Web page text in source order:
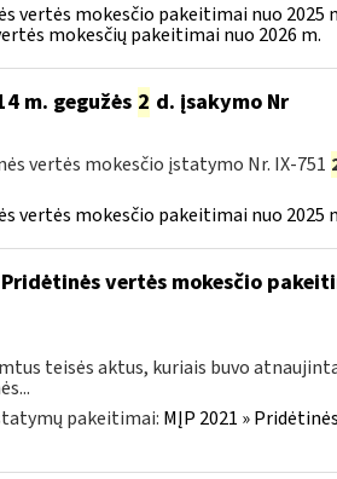
vertės mokesčio pakeitimai nuo 2025
mokesčių pakeitimai nuo 2026 m.
m. gegužės 2 d. įsakymo Nr
vertės mokesčio įstatymo Nr. IX-751
vertės mokesčio pakeitimai nuo 2025
vertės mokesčio
teisės aktus, kuriais buvo
pakeitimai: MĮP 2021 »